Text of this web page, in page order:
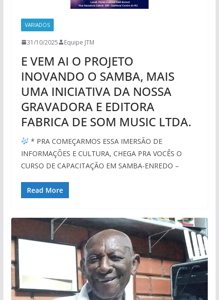
VARIADOS
31/10/2025 Equipe JTM
E VEM AI O PROJETO
INOVANDO O SAMBA, MAIS
UMA INICIATIVA DA NOSSA
GRAVADORA E EDITORA
FABRICA DE SOM MUSIC LTDA.
* PRA COMEÇARMOS ESSA IMERSÃO DE
INFORMAÇÕES E CULTURA, CHEGA PRA VOCÊS O
CURSO DE CAPACITAÇÃO EM SAMBA-ENREDO –
Read More